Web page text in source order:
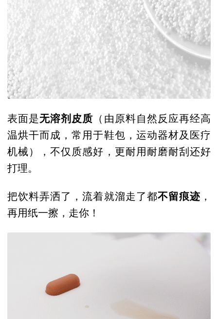
表面是无溶剂皮质 （由原料自然反应再经高
温烘干而成，常用于鞋包，运动器材及医疗
机械），不仅质感好，更耐用耐磨耐刮还好
打理。
把饮料弄洒了，流着就溜走了都不留痕迹 ，
再用纸一擦，走你！